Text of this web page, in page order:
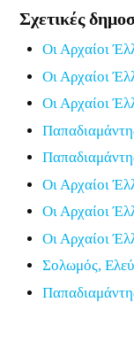
Σχετικές
Οι Αρχαίοι
Οι Αρχαίοι
Οι Αρχαίοι
Οι Αρχαίοι
Οι Αρχαίοι
Οι Αρχαίοι
Σολωμός,